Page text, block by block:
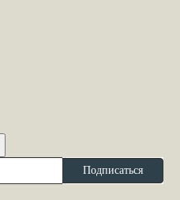
Подписаться